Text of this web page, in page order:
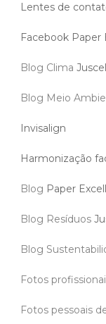
Lentes de
Facebook Paper
Blog Clima
Blog Meio
Invisalign
Harmonização
Blog Paper
Blog Resíduos
Blog
Fotos
Fotos pessoais